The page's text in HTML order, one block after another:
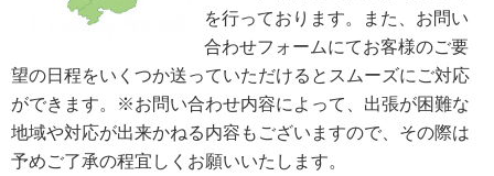
お問い合わせ電話番号：お客様（ご注文後）から問い合わせ等があった場合
は、遅滞なく電話番号の開示を行います。
※業務の性質上、サイトに掲載はしておりません。
※以上の方針を改定することがあります。その場合、すべての改定は当ウェ
ブページにて通知致します。
ご利用規約
①ご訪問予約後のご訪問前のキャンセルは、キャンセル料5,500円(税込)を
を行っております。また、お問い
合わせフォームにてお客様のご要
望の日程をいくつか送っていただけるとスムーズにご対応
ができます。※お問い合わせ内容によって、出張が困難な
地域や対応が出来かねる内容もございますので、その際は
予めご了承の程宜しくお願いいたします。